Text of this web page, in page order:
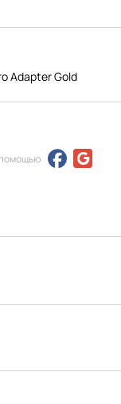
Adapter Gold